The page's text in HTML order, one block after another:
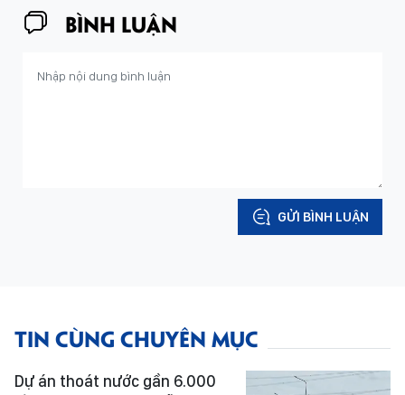
BÌNH LUẬN
GỬI BÌNH LUẬN
TIN CÙNG CHUYÊN MỤC
Dự án thoát nước gần 6.000